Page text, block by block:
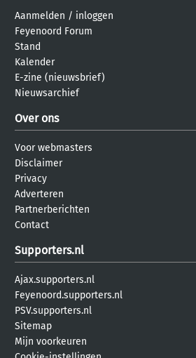
Aanmelden / inloggen
Feyenoord Forum
Stand
Kalender
E-zine (nieuwsbrief)
Nieuwsarchief
Over ons
Voor webmasters
Disclaimer
Privacy
Adverteren
Partnerberichten
Contact
Supporters.nl
Ajax.supporters.nl
Feyenoord.supporters.nl
PSV.supporters.nl
Sitemap
Mijn voorkeuren